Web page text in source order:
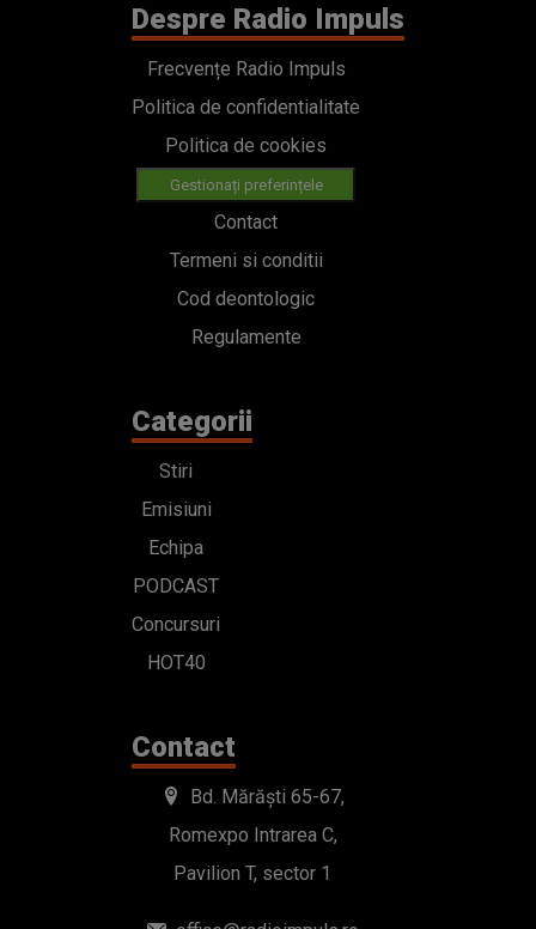
Despre Radio Impuls
Frecvențe Radio Impuls
Politica de confidentialitate
Politica de cookies
Gestionați preferințele
Contact
Termeni si conditii
Cod deontologic
Regulamente
Categorii
Stiri
Emisiuni
Echipa
PODCAST
Concursuri
HOT40
Contact
Bd. Mărăști 65-67,
Romexpo Intrarea C,
Pavilion T, sector 1